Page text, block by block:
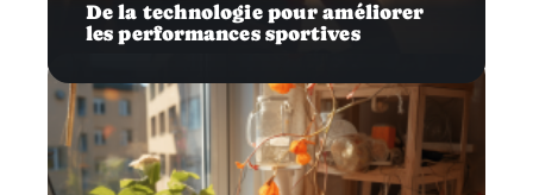
De la technologie pour améliorer
les performances sportives